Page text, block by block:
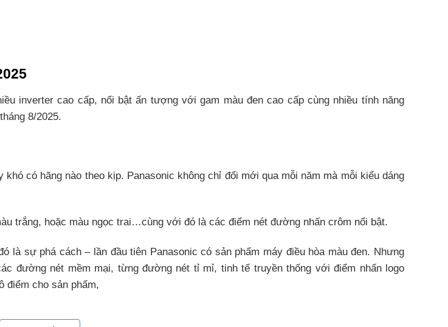
inverter cao cấp, nổi bật ấn tượng với gam màu đen cao cấp cùng nhiều tính năng
8/2025.
có hãng nào theo kịp. Panasonic không chỉ đổi mới qua mỗi năm mà mỗi kiểu dáng
trắng, hoặc màu ngọc trai…cùng với đó là các điểm nét đường nhấn crôm nổi bật.
là sự phá cách – lần đầu tiên Panasonic có sản phẩm máy điều hòa màu đen. Nhưng
đường nét mềm mại, từng đường nét tỉ mỉ, tinh tế truyền thống với điểm nhấn logo
điểm cho sản phẩm,